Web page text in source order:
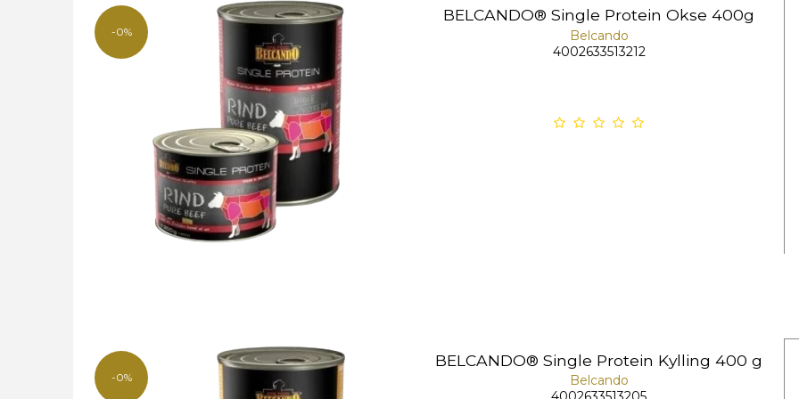
-0%
BELCANDO® Single Protein Okse 400g
Belcando
4002633513212
-0%
BELCANDO® Single Protein Kylling 400 g
Belcando